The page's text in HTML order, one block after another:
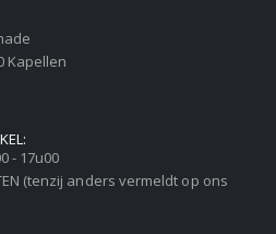
Kapellen
- 17u00
(tenzij anders vermeldt op ons